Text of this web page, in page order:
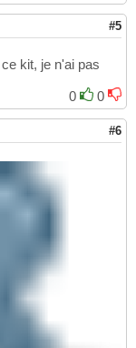
#5
kit, je n'ai pas
0
0
#6